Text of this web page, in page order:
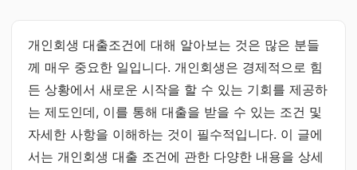
개인회생 대출조건에 대해 알아보는 것은 많은 분들
께 매우 중요한 일입니다. 개인회생은 경제적으로 힘
든 상황에서 새로운 시작을 할 수 있는 기회를 제공하
는 제도인데, 이를 통해 대출을 받을 수 있는 조건 및
자세한 사항을 이해하는 것이 필수적입니다. 이 글에
서는 개인회생 대출 조건에 관한 다양한 내용을 상세